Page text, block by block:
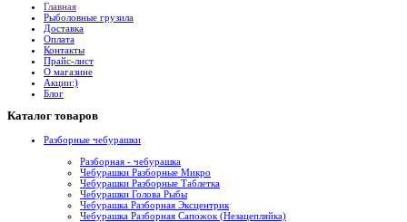
Главная
Рыболовные грузила
Доставка
Оплата
Контакты
Прайс-лист
О магазине
Акции:)
Блог
Каталог товаров
Разборные чебурашки
Разборная - чебурашка
Чебурашки Разборные Микро
Чебурашки Разборные Таблетка
Чебурашки Голова Рыбы
Чебурашка Разборная Эксцентрик
Чебурашка Разборная Сапожок (Незацепляйка)